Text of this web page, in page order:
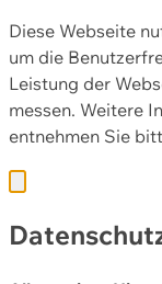
Diese Webseite
um die
Leistung der
messen. Weitere
entnehmen Sie